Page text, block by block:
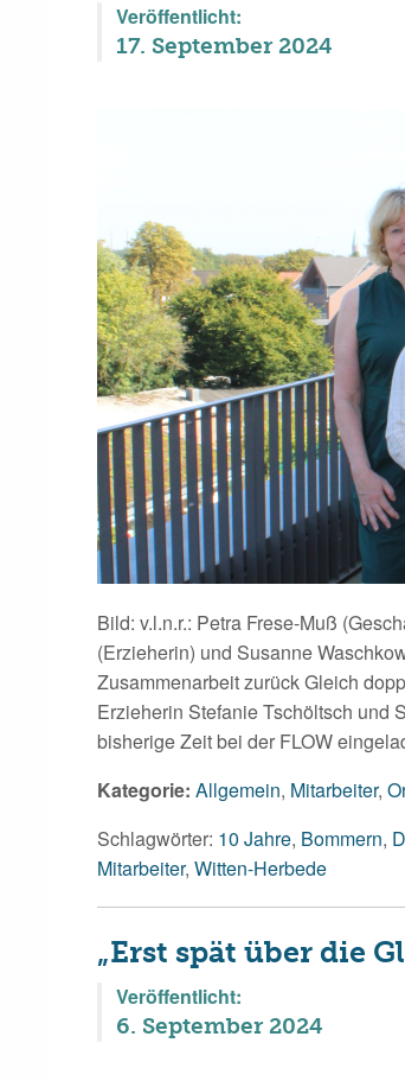
Veröffentlicht:
17. September 2024
Bild: v.l.n.r.: Petra Frese-Muß
(Erzieherin) und Susanne
Zusammenarbeit zurück Gleich
Erzieherin Stefanie Tschöltsch und
bisherige Zeit bei der FLOW
Kategorie: Allgemein, Mitarbeiter,
Schlagwörter: 10 Jahre, Bommern,
Mitarbeiter, Witten-Herbede
„Erst spät über die
Veröffentlicht:
6. September 2024